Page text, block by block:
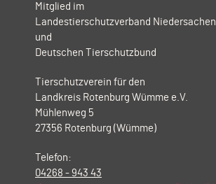
Mitglied im
Landestierschutzverband Niedersachen
und
Deutschen Tierschutzbund
Tierschutzverein für den
Landkreis Rotenburg Wümme e.V.
Mühlenweg 5
27356 Rotenburg (Wümme)
Telefon:
04268 - 943 43